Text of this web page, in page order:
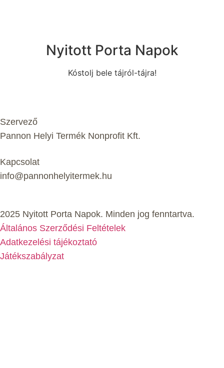
Nyitott Porta Napok
Kóstolj bele tájról-tájra!
Szervező
Pannon Helyi Termék Nonprofit Kft.
Kapcsolat
info@pannonhelyitermek.hu
2025 Nyitott Porta Napok. Minden jog fenntartva.
Általános Szerződési Feltételek
Adatkezelési tájékoztató
Játékszabályzat